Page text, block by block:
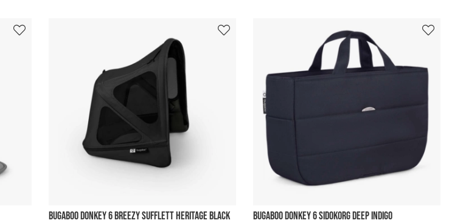
BUGABOO DONKEY 6 BREEZY SUFFLETT HERITAGE BLACK BUGABOO DONKEY 6 SIDOKORG DEEP INDIGO